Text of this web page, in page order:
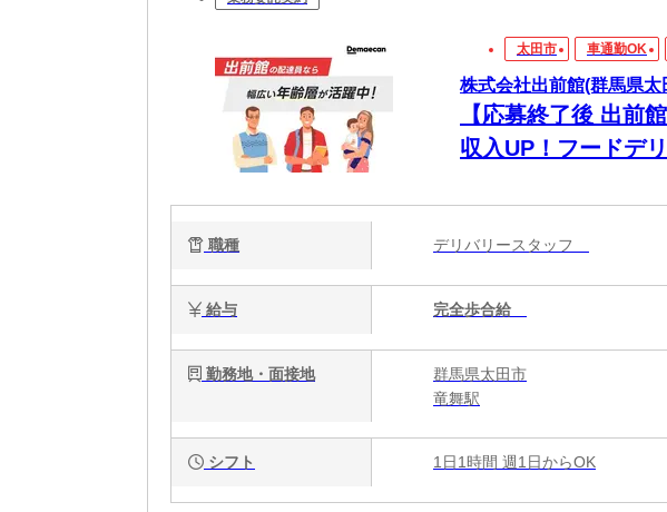
太田市 車通勤OK
株式会社出前館(群馬県太
【応募終了後 出前
収入UP！フードデ
職種 デリバリースタッフ
給与 完全歩合給
勤務地・面接地
群馬県太田市
竜舞駅
シフト 1日1時間 週1日からOK